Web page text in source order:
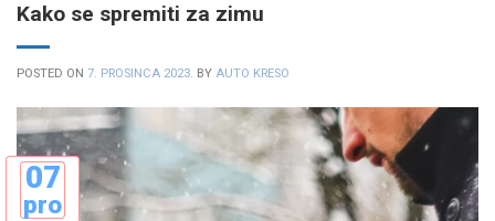
Kako se spremiti za zimu
POSTED ON 7. PROSINCA 2023. BY AUTO KRESO
07
pro